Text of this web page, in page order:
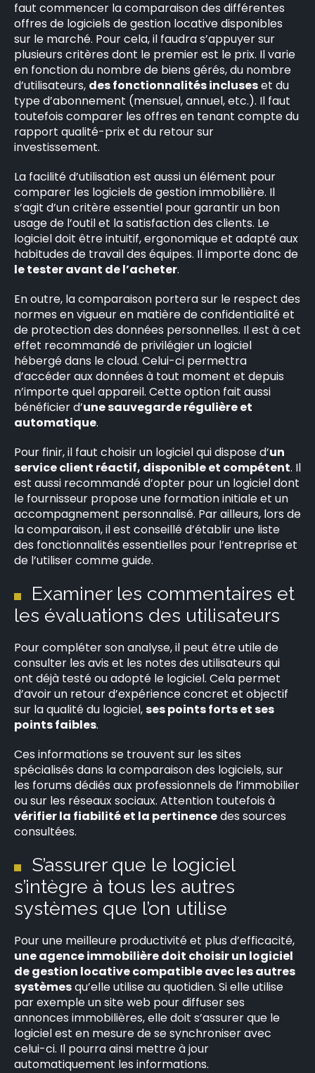
faut commencer la comparaison des différentes
offres de logiciels de gestion locative disponibles
sur le marché. Pour cela, il faudra s’appuyer sur
plusieurs critères dont le premier est le prix. Il varie
en fonction du nombre de biens gérés, du nombre
d’utilisateurs, des fonctionnalités incluseset du
type d’abonnement (mensuel, annuel, etc.). Il faut
toutefois comparer les offres en tenant compte du
rapport qualité-prix et du retour sur
investissement.
La facilité d’utilisation est aussi un élément pour
comparer les logiciels de gestion immobilière. Il
s’agit d’un critère essentiel pour garantir un bon
usage de l’outil et la satisfaction des clients. Le
logiciel doit être intuitif, ergonomique et adapté aux
habitudes de travail des équipes. Il importe donc de
le tester avant de l’acheter.
En outre, la comparaison portera sur le respect des
normes en vigueur en matière de confidentialité et
de protection des données personnelles. Il est à cet
effet recommandé de privilégier un logiciel
hébergé dans le cloud. Celui-ci permettra
d’accéder aux données à tout moment et depuis
n’importe quel appareil. Cette option fait aussi
bénéficier d’une sauvegarde régulière et
automatique.
Pour finir, il faut choisir un logiciel qui dispose d’un
service client réactif, disponible et compétent. Il
est aussi recommandé d’opter pour un logiciel dont
le fournisseur propose une formation initiale et un
accompagnement personnalisé. Par ailleurs, lors de
la comparaison, il est conseillé d’établir une liste
des fonctionnalités essentielles pour l’entreprise et
de l’utiliser comme guide.
Examiner les commentaires et
les évaluations des utilisateurs
Pour compléter son analyse, il peut être utile de
consulter les avis et les notes des utilisateurs qui
ont déjà testé ou adopté le logiciel. Cela permet
d’avoir un retour d’expérience concret et objectif
sur la qualité du logiciel,ses points forts et ses
points faibles.
Ces informations se trouvent sur les sites
spécialisés dans la comparaison des logiciels, sur
les forums dédiés aux professionnels de l’immobilier
ou sur les réseaux sociaux. Attention toutefois à
vérifier la fiabilité et la pertinencedes sources
consultées.
S’assurer que le logiciel
s’intègre à tous les autres
systèmes que l’on utilise
Pour une meilleure productivité et plus d’efficacité,
une agence immobilière doit choisir un logiciel
de gestion locative compatible avec les autres
systèmesqu’elle utilise au quotidien. Si elle utilise
par exemple un site web pour diffuser ses
annonces immobilières, elle doit s’assurer que le
logiciel est en mesure de se synchroniser avec
celui-ci. Il pourra ainsi mettre à jour
automatiquement les informations.
×
Rechercher
: